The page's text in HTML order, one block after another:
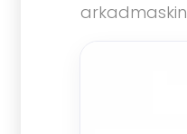
arkadmaskin